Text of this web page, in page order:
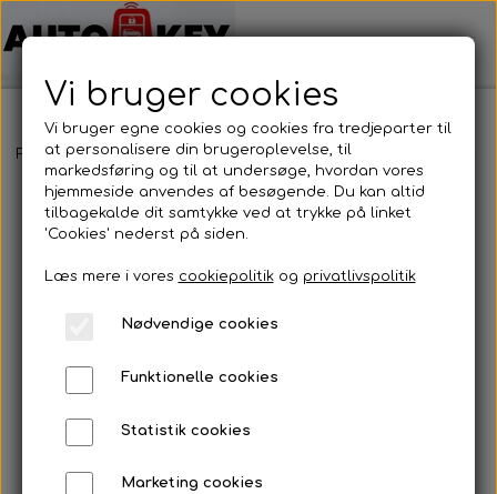
Forside Bilnøgler Peugeot Nøglehus Peugeot - Nøglehus
Vi bruger cookies
Vi bruger egne cookies og cookies fra tredjeparter til
at personalisere din brugeroplevelse, til
markedsføring og til at undersøge, hvordan vores
hjemmeside anvendes af besøgende. Du kan altid
tilbagekalde dit samtykke ved at trykke på linket
'Cookies' nederst på siden.
Læs mere i vores cookiepolitikog privatlivspolitik
Nødvendige cookies
Funktionelle cookies
Statistik cookies
Marketing cookies